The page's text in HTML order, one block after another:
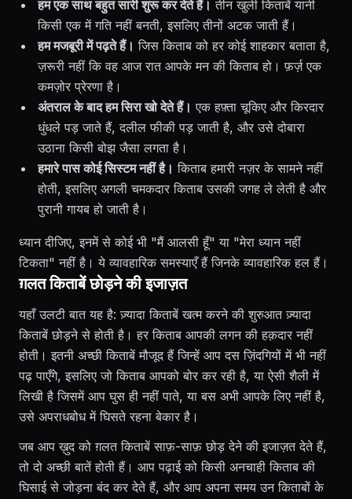
हम एक साथ बहुत सारी शुरू कर देते हैं। तीन खुली किताबें यानी
किसी एक में गति नहीं बनती, इसलिए तीनों अटक जाती हैं।
हम मजबूरी में पढ़ते हैं। जिस किताब को हर कोई शाहकार बताता है,
ज़रूरी नहीं कि वह आज रात आपके मन की किताब हो। फ़र्ज़ एक
कमज़ोर प्रेरणा है।
अंतराल के बाद हम सिरा खो देते हैं। एक हफ़्ता चूकिए और किरदार
धुंधले पड़ जाते हैं, दलील फीकी पड़ जाती है, और उसे दोबारा
उठाना किसी बोझ जैसा लगता है।
हमारे पास कोई सिस्टम नहीं है। किताब हमारी नज़र के सामने नहीं
होती, इसलिए अगली चमकदार किताब उसकी जगह ले लेती है और
पुरानी गायब हो जाती है।
ध्यान दीजिए, इनमें से कोई भी "मैं आलसी हूँ" या "मेरा ध्यान नहीं
टिकता" नहीं है। ये व्यावहारिक समस्याएँ हैं जिनके व्यावहारिक हल हैं।
ग़लत किताबें छोड़ने की इजाज़त
यहाँ उलटी बात यह है: ज़्यादा किताबें खत्म करने की शुरुआत ज़्यादा
किताबें छोड़ने से होती है। हर किताब आपकी लगन की हक़दार नहीं
होती। इतनी अच्छी किताबें मौजूद हैं जिन्हें आप दस ज़िंदगियों में भी नहीं
पढ़ पाएँगे, इसलिए जो किताब आपको बोर कर रही है, या ऐसी शैली में
लिखी है जिसमें आप घुस ही नहीं पाते, या बस अभी आपके लिए नहीं है,
उसे अपराधबोध में घिसते रहना बेकार है।
जब आप ख़ुद को ग़लत किताबें साफ़-साफ़ छोड़ देने की इजाज़त देते हैं,
तो दो अच्छी बातें होती हैं। आप पढ़ाई को किसी अनचाही किताब की
घिसाई से जोड़ना बंद कर देते हैं, और आप अपना समय उन किताबों के